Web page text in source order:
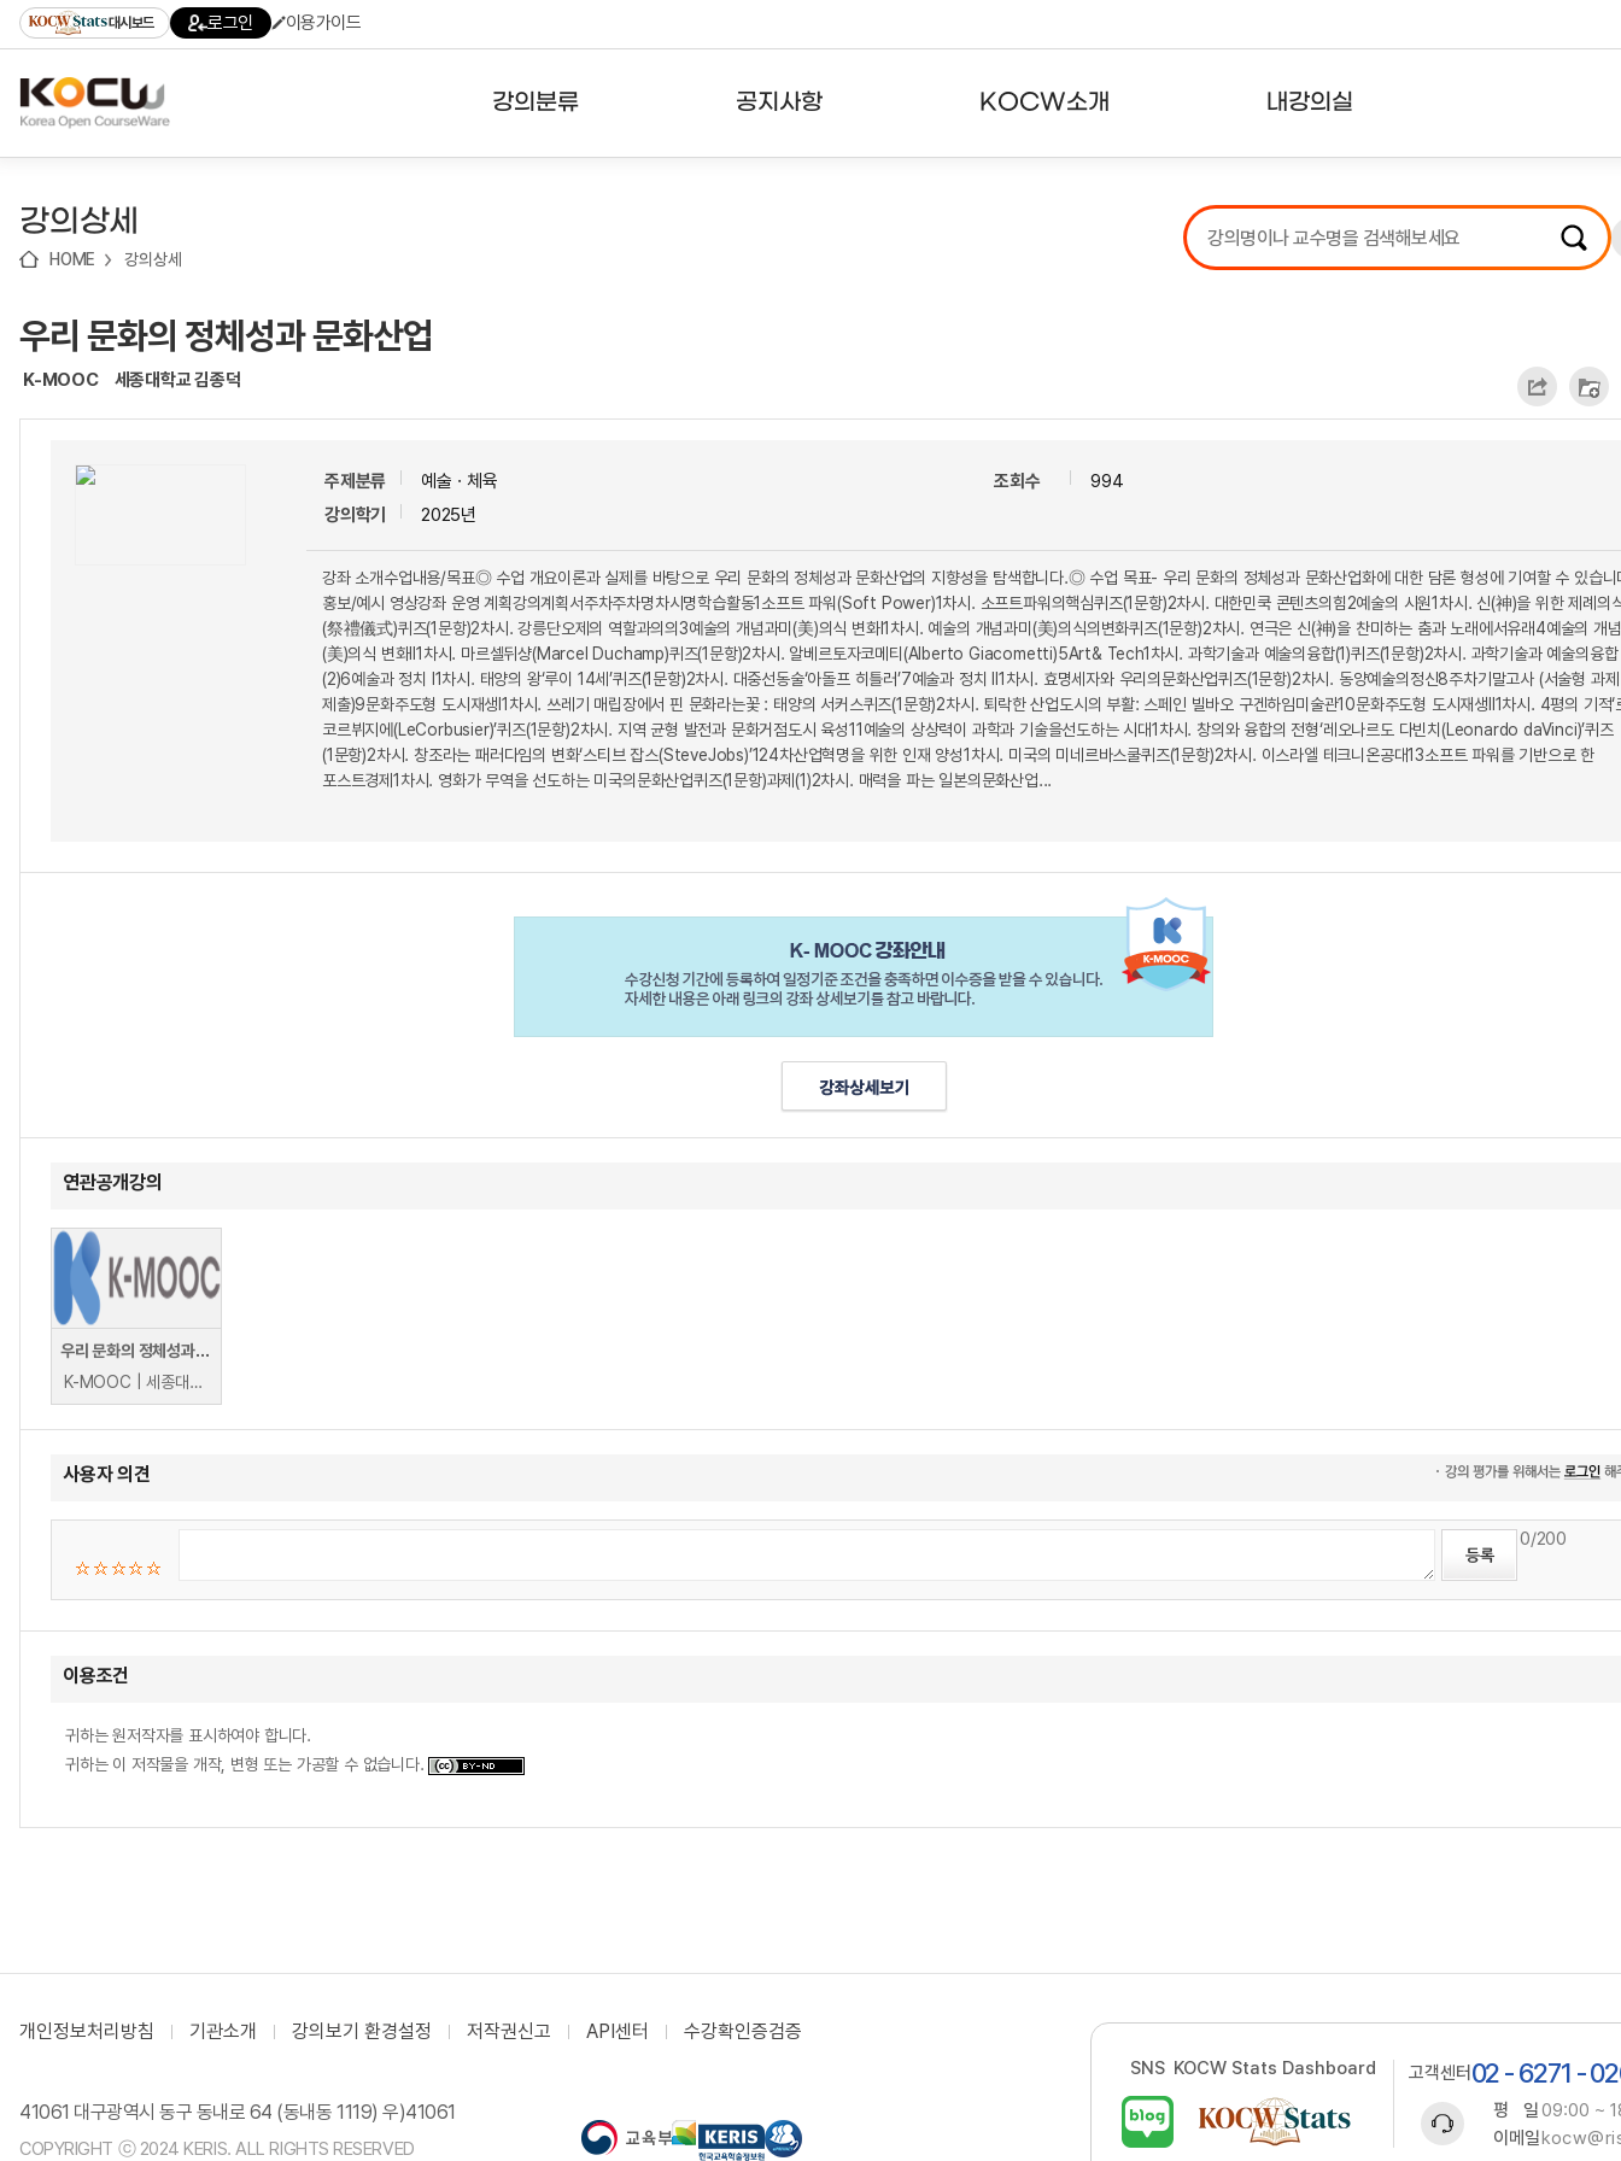
기
기
기
content)
가
대시보드 로그인 이용가이드
강의분류 공지사항 KOCW소개 내강의실
강의리스트
수강확인증강의
강의상세
HOME 강의상세
우리 문화의 정체성과 문화산업
K-MOOC 세종대학교 김종덕
주제분류
예술ㆍ체육
강의학기
2025년
조회수 994
강좌 소개수업내용/목표◎ 수업 개요이론과 실제를 바탕으로 우리 문화의 정체성과 문화산업의 지향성을 탐색합니다.◎ 수업 목표- 우리 문화의 정체성과 문화산업화에 대한 담론 형성에 기여할 수 있습니
홍보/예시 영상강좌 운영 계획강의계획서주차주차명차시명학습활동1소프트 파워(Soft Power)1차시. 소프트파워의핵심퀴즈(1문항)2차시. 대한민쿡 콘텐츠의힘2예술의 시원1차시. 신(神)을 위한 제례의
(祭禮儀式)퀴즈(1문항)2차시. 강릉단오제의 역할과의의3예술의 개념과미(美)의식 변화I1차시. 예술의 개념과미(美)의식의변화퀴즈(1문항)2차시. 연극은 신(神)을 찬미하는 춤과 노래에서유래4예술의 개
(美)의식 변화II1차시. 마르셀뒤샹(Marcel Duchamp)퀴즈(1문항)2차시. 알베르토자코메티(Alberto Giacometti)5Art& Tech1차시. 과학기술과 예술의융합(1)퀴즈(1문항)2차시. 과학기술과 예술의융합
(2)6예술과 정치 I1차시. 태양의 왕‘루이 14세’퀴즈(1문항)2차시. 대중선동술‘아돌프 히틀러’7예술과 정치 II1차시. 효명세자와 우리의문화산업퀴즈(1문항)2차시. 동양예술의정신8주차기말고사 (서술형 과제
제출)9문화주도형 도시재생I1차시. 쓰레기 매립장에서 핀 문화라는꽃 : 태양의 서커스퀴즈(1문항)2차시. 퇴락한 산업도시의 부활: 스페인 빌바오 구겐하임미술관10문화주도형 도시재생II1차시. 4평의 기적‘
코르뷔지에(LeCorbusier)’퀴즈(1문항)2차시. 지역 균형 발전과 문화거점도시 육성11예술의 상상력이 과학과 기술을선도하는 시대1차시. 창의와 융합의 전형‘레오나르도 다빈치(Leonardo daVinci)’퀴즈
(1문항)2차시. 창조라는 패러다임의 변화‘스티브 잡스(SteveJobs)’124차산업혁명을 위한 인재 양성1차시. 미국의 미네르바스쿨퀴즈(1문항)2차시. 이스라엘 테크니온공대13소프트 파워를 기반으로 한
포스트경제1차시. 영화가 무역을 선도하는 미국의문화산업퀴즈(1문항)과제(1)2차시. 매력을 파는 일본의문화산업...
연관공개강의
우리 문화의 정체성과 문화산업
K-MOOC | 세종대학교 김종덕
사용자 의견
0/200
이용조건
귀하는 원저작자를 표시하여야 합니다.
귀하는 이 저작물을 개작, 변형 또는 가공할 수 없습니다.
개인정보처리방침 기관소개 강의보기 환경설정 저작권신고 API센터 수강확인증검증
41061 대구광역시 동구 동내로 64 (동내동 1119) 우)41061
COPYRIGHT ⓒ 2024 KERIS. ALL RIGHTS RESERVED
SNS KOCW Stats Dashboard 고객센터 02 - 6271 -
평 일09:00 ~
이메일